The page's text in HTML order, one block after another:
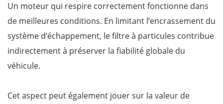
Un moteur qui respire correctement fonctionne dans
de meilleures conditions. En limitant l’encrassement du
système d’échappement, le filtre à particules contribue
indirectement à préserver la fiabilité globale du
véhicule.
Cet aspect peut également jouer sur la valeur de